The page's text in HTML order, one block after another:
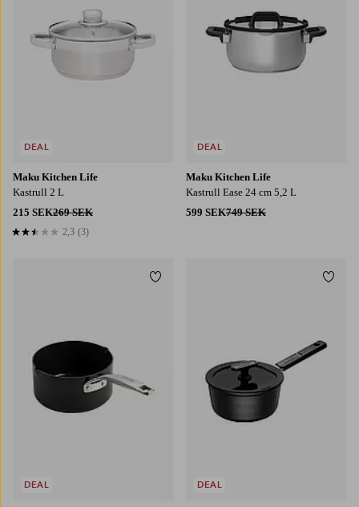
Maku Kitchen Life
Kastrull 2 L
215 SEK269 SEK
2,3 baserat på 3 st betyg
2,3 (3)
DEAL
Maku Kitchen Life
Kastrull Ease 24 cm 5,2 L
599 SEK749 SEK
DEAL
DEAL
Lägg till i favoriter
DEAL